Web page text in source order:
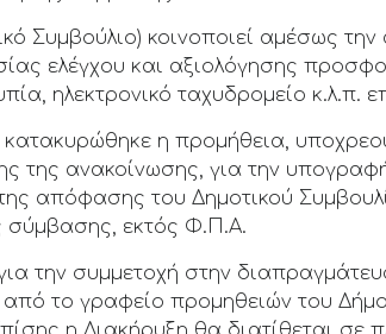
Συμβούλιο) κοινοποιεί αμέσως
ελέγχου και αξιολόγησης
ηλεκτρονικό ταχυδρομείο κ.λ.π.
η προμήθεια,
της ανακοίνωσης, για την
απόφασης του Δημοτικού
σύμβασης, εκτός Φ.Π.Α.
την συμμετοχή στην
το γραφείο προμηθειών του